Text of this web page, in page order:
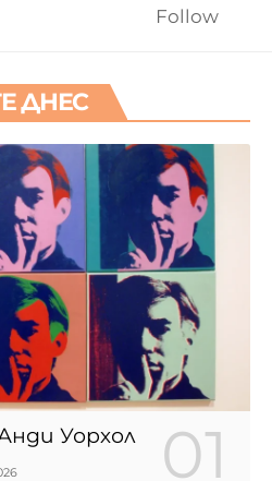
Follow
ДНЕС
Уорхол